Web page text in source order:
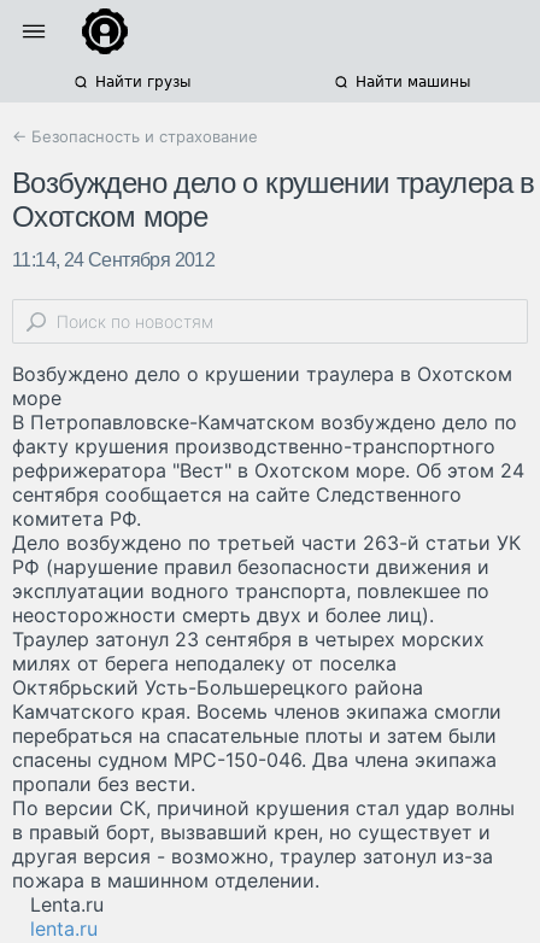
Найти грузы Найти машины
← Безопасность и страхование
Возбуждено дело о крушении траулера в
Охотском море
11:14, 24 Сентября 2012
Возбуждено дело о крушении траулера в Охотском
море
В Петропавловске-Камчатском возбуждено дело по
факту крушения производственно-транспортного
рефрижератора "Вест" в Охотском море. Об этом 24
сентября сообщается на сайте Следственного
комитета РФ.
Дело возбуждено по третьей части 263-й статьи УК
РФ (нарушение правил безопасности движения и
эксплуатации водного транспорта, повлекшее по
неосторожности смерть двух и более лиц).
Траулер затонул 23 сентября в четырех морских
милях от берега неподалеку от поселка
Октябрьский Усть-Большерецкого района
Камчатского края. Восемь членов экипажа смогли
перебраться на спасательные плоты и затем были
спасены судном МРС-150-046. Два члена экипажа
пропали без вести.
По версии СК, причиной крушения стал удар волны
в правый борт, вызвавший крен, но существует и
другая версия - возможно, траулер затонул из-за
пожара в машинном отделении.
Lenta.ru
lenta.ru